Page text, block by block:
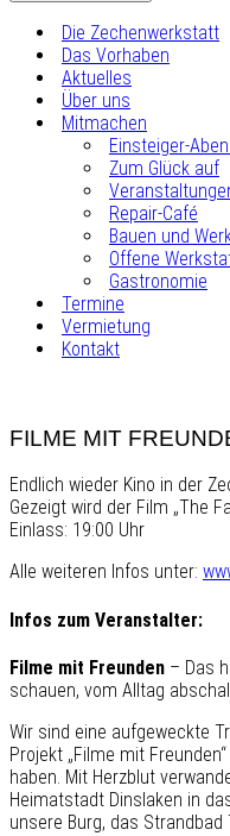
Die Zechenwerkstatt
Das Vorhaben
Aktuelles
Über uns
Mitmachen
Einsteiger-
Zum Glück auf
Repair-Café
Bauen und
Offene
Gastronomie
Termine
Vermietung
Kontakt
FILME MIT
Endlich wieder Kino in der
Gezeigt wird der Film „The
Einlass: 19:00 Uhr
Alle weiteren Infos unter:
Infos zum Veranstalter:
Filme mit Freunden – Das
schauen, vom Alltag
Wir sind eine aufgeweckte
Projekt „Filme mit
haben. Mit Herzblut
Heimatstadt Dinslaken in
unsere Burg, das